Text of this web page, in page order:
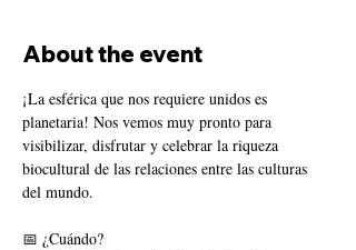
About the event
¡La esférica que nos requiere unidos es
planetaria! Nos vemos muy pronto para
visibilizar, disfrutar y celebrar la riqueza
biocultural de las relaciones entre las culturas
del mundo.
📅 ¿Cuándo?